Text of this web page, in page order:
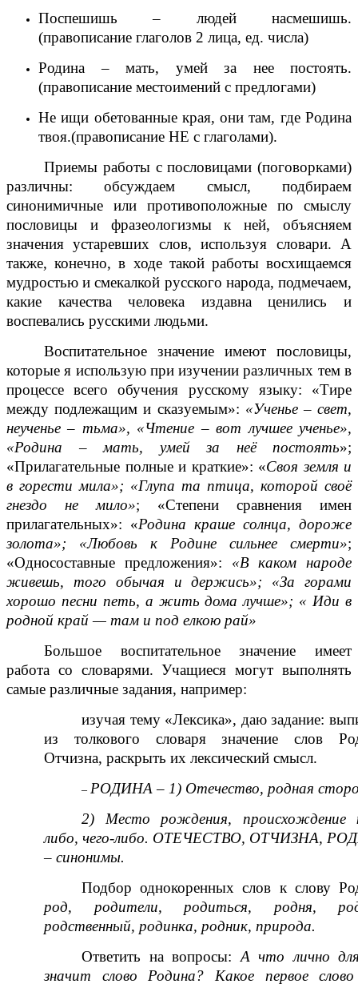
Поспешишь – людей насмешишь.
(правописание глаголов 2 лица, ед. числа)
Родина – мать, умей за нее постоять.
(правописание местоимений с предлогами)
Не ищи обетованные края, они там, где Родина
твоя.(правописание НЕ с глаголами).
Приемы работы с пословицами (поговорками)
различны: обсуждаем смысл, подбираем
синонимичные или противоположные по смыслу
пословицы и фразеологизмы к ней, объясняем
значения устаревших слов, используя словари. А
также, конечно, в ходе такой работы восхищаемся
мудростью и смекалкой русского народа, подмечаем,
какие качества человека издавна ценились и
воспевались русскими людьми.
Воспитательное значение имеют пословицы,
которые я использую при изучении различных тем в
процессе всего обучения русскому языку: «Тире
между подлежащим и сказуемым»: «Ученье – свет,
неученье – тьма», «Чтение – вот лучшее ученье»,
«Родина – мать, умей за неё постоять»;
«Прилагательные полные и краткие»: «Своя земля и
в горести мила»; «Глупа та птица, которой своё
гнездо не мило»; «Степени сравнения имен
прилагательных»: «Родина краше солнца, дороже
золота»; «Любовь к Родине сильнее смерти»;
«Односоставные предложения»: «В каком народе
живешь, того обычая и держись»; «За горами
хорошо песни петь, а жить дома лучше»; « Иди в
родной край — там и под елкою рай»
Большое воспитательное значение имеет
работа со словарями. Учащиеся могут выполнять
самые различные задания, например:
изучая тему «Лексика», даю задание:
из толкового словаря значение слов
Отчизна, раскрыть их лексический смысл.
– РОДИНА – 1) Отечество, родная
2) Место рождения, происхождение
либо, чего-либо. ОТЕЧЕСТВО, ОТЧИЗНА,
– синонимы.
Подбор однокоренных слов к слову
род, родители, родиться, родня,
родственный, родинка, родник, природа.
Ответить на вопросы: А что лично
значит слово Родина? Какое первое